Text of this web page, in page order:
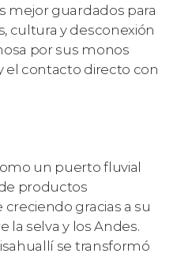
mejor guardados para
cultura y desconexión
por sus monos
el contacto directo con
un puerto fluvial
productos
gracias a su
la selva y los Andes.
se transformó